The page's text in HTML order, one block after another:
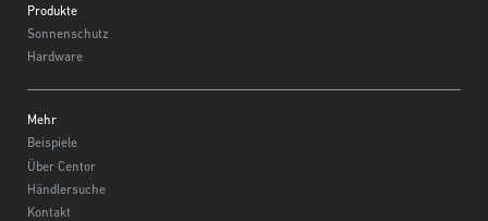
Produkte
Sonnenschutz
Hardware
Mehr
Beispiele
Über Centor
Händlersuche
Kontakt